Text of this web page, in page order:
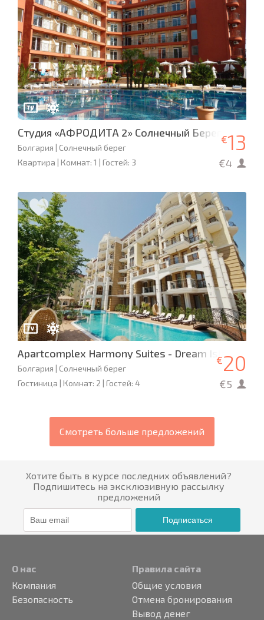
Студия «АФРОДИТА 2» Солнечный Берег - 500 м
Болгария | Солнечный берег
Квартира | Комнат: 1 | Гостей: 3
€13
€4
Apartcomplex Harmony Suites - Dream Island
Болгария | Солнечный берег
Гостиница | Комнат: 2 | Гостей: 4
€20
€5
Смотреть больше предложений
Хотите быть в курсе последних объявлений?
Подпишитесь на эксклюзивную рассылку
предложений
Подписаться
О нас
Компания
Безопасность
Правила сайта
Общие условия
Отмена бронирования
Вывод денег